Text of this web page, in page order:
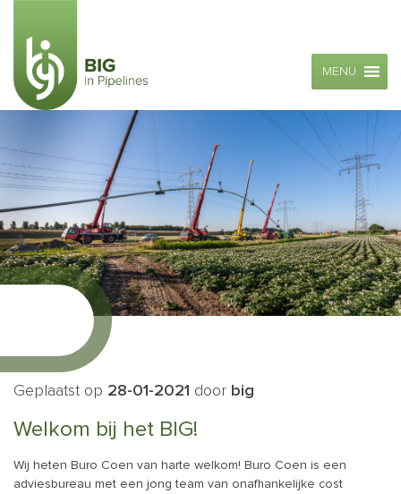
MENU
Geplaatst op 28-01-2021 door big
Welkom bij het BIG!
Wij heten Buro Coen van harte welkom! Buro Coen is een
adviesbureau met een jong team van onafhankelijke cost